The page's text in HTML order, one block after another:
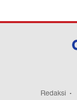
Redaksi